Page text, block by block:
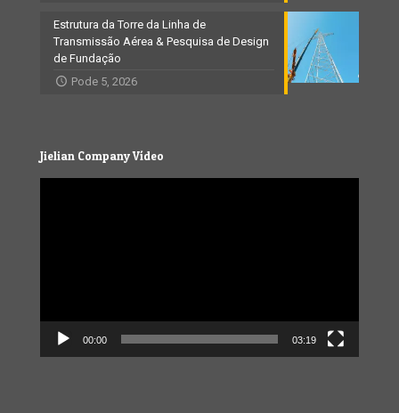
Estrutura da Torre da Linha de
Transmissão Aérea & Pesquisa de Design
de Fundação
Pode 5, 2026
Jielian Company Vídeo
00:00 03:19